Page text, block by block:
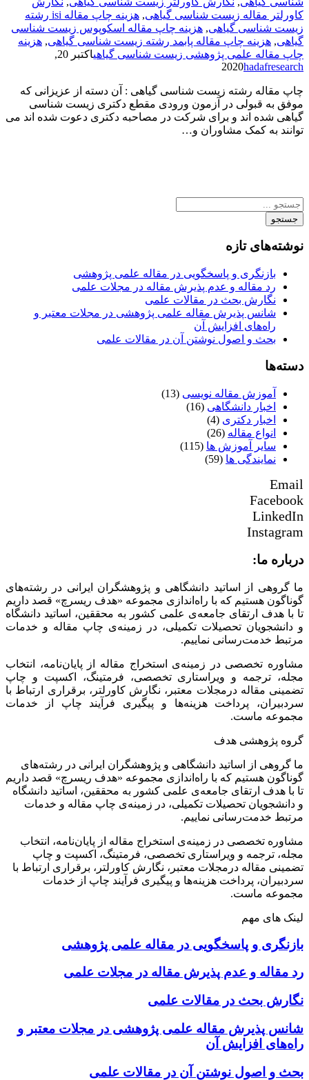
کاورلتر مقاله زیست شناسی گیاهی,
هزینه چاپ مقاله isi رشته
زیست شناسی گیاهی, هزینه چاپ مقاله اسکوپوس زیست شناسی
گیاهی, هزینه چاپ مقاله پابمد رشته زیست شناسی گیاهی, هزینه
چاپ مقاله علمی پژوهشی زیست شناسی گیاهی
اکتبر 20,
2020hadafresearch
چاپ مقاله رشته زیست شناسی گیاهی : آن دسته از عزیزانی که
موفق به قبولی در آزمون ورودی مقطع دکتری زیست شناسی
گیاهی شده اند و برای شرکت در مصاحبه دکتری دعوت شده اند می
توانند به کمک مشاوران و…
جستجو
نوشته‌های تازه
بازنگری و پاسخگویی در مقاله علمی پژوهشی
رد مقاله و عدم پذیرش مقاله در مجلات علمی
نگارش بحث در مقالات علمی
شانس پذیرش مقاله علمی پژوهشی در مجلات معتبر و
راه‌های افزایش آن
بحث و اصول نوشتن آن در مقالات علمی
دسته‌ها
آموزش مقاله نویسی (13)
اخبار دانشگاهی (16)
اخبار دکتری (4)
انواع مقاله (26)
سایر آموزش ها (115)
نمایندگی ها (59)
Email
Facebook
LinkedIn
Instagram
درباره ما:
ما گروهی از اساتید دانشگاهی و پژوهشگران ایرانی در رشته‌های
گوناگون هستیم که با راه‌اندازی مجموعه «هدف ریسرچ» قصد داریم
تا با هدف ارتقای جامعه‌ی علمی کشور به محققین، اساتید دانشگاه
و دانشجویان تحصیلات تکمیلی، در زمینه‌ی چاپ مقاله و خدمات
مرتبط خدمت‌رسانی نماییم.
مشاوره تخصصی در زمینه‌ی استخراج مقاله از پایان‌نامه، انتخاب
مجله، ترجمه و ویراستاری تخصصی، فرمتینگ، اکسپت و چاپ
تضمینی مقاله درمجلات معتبر، نگارش کاورلتر، برقراری ارتباط با
سردبیران، پرداخت هزینه‌ها و پیگیری فرآیند چاپ از خدمات
مجموعه ماست.
گروه پژوهشی هدف
ما گروهی از اساتید دانشگاهی و پژوهشگران ایرانی در رشته‌های
گوناگون هستیم که با راه‌اندازی مجموعه «هدف ریسرچ» قصد داریم
تا با هدف ارتقای جامعه‌ی علمی کشور به محققین، اساتید دانشگاه
و دانشجویان تحصیلات تکمیلی، در زمینه‌ی چاپ مقاله و خدمات
مرتبط خدمت‌رسانی نماییم.
مشاوره تخصصی در زمینه‌ی استخراج مقاله از پایان‌نامه، انتخاب
مجله، ترجمه و ویراستاری تخصصی، فرمتینگ، اکسپت و چاپ
تضمینی مقاله درمجلات معتبر، نگارش کاورلتر، برقراری ارتباط با
سردبیران، پرداخت هزینه‌ها و پیگیری فرآیند چاپ از خدمات
مجموعه ماست.
لینک های مهم
بازنگری و پاسخگویی در مقاله علمی پژوهشی
رد مقاله و عدم پذیرش مقاله در مجلات علمی
نگارش بحث در مقالات علمی
شانس پذیرش مقاله علمی پژوهشی در مجلات معتبر و
راه‌های افزایش آن
بحث و اصول نوشتن آن در مقالات علمی